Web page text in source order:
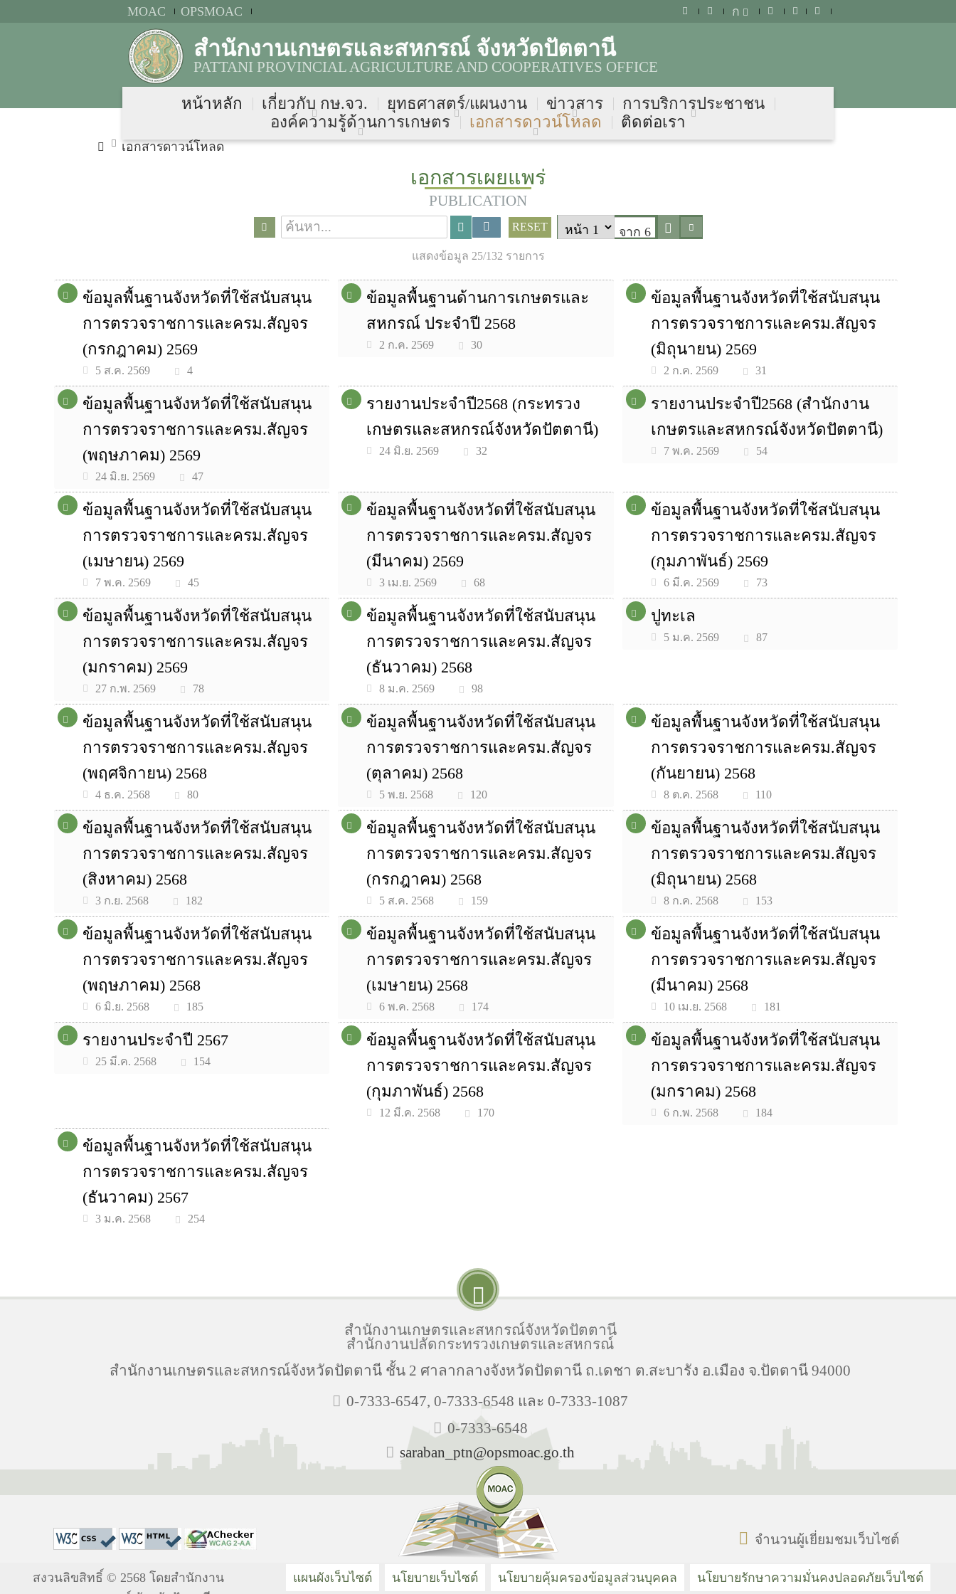
MOAC OPSMOAC ก
สำนักงานเกษตรและสหกรณ์ จังหวัดปัตตานี
PATTANI PROVINCIAL AGRICULTURE AND COOPERATIVES OFFICE
หน้าหลัก เกี่ยวกับ กษ.จว. ยุทธศาสตร์/แผนงาน ข่าวสาร
การบริการประชาชน
องค์ความรู้ด้านการเกษตร
เอกสารดาวน์โหลด ติดต่อเรา
เอกสารดาวน์โหลด
เอกสารเผยแพร่
PUBLICATION
RESET จาก 6
แสดงข้อมูล 25/132 รายการ
ข้อมูลพื้นฐานจังหวัดที่ใช้สนับสนุน
การตรวจราชการและครม.สัญจร
(กรกฎาคม) 2569
5 ส.ค. 2569 4
ข้อมูลพื้นฐานด้านการเกษตรและ
สหกรณ์ ประจำปี 2568
2 ก.ค. 2569 30
ข้อมูลพื้นฐานจังหวัดที่ใช้สนับสนุน
การตรวจราชการและครม.สัญจร
(มิถุนายน) 2569
2 ก.ค. 2569 31
ข้อมูลพื้นฐานจังหวัดที่ใช้สนับสนุน
การตรวจราชการและครม.สัญจร
(พฤษภาคม) 2569
24 มิ.ย. 2569 47
รายงานประจำปี2568 (กระทรวง
เกษตรและสหกรณ์จังหวัดปัตตานี)
24 มิ.ย. 2569 32
รายงานประจำปี2568 (สำนักงาน
เกษตรและสหกรณ์จังหวัดปัตตานี)
7 พ.ค. 2569 54
ข้อมูลพื้นฐานจังหวัดที่ใช้สนับสนุน
การตรวจราชการและครม.สัญจร
(เมษายน) 2569
7 พ.ค. 2569 45
ข้อมูลพื้นฐานจังหวัดที่ใช้สนับสนุน
การตรวจราชการและครม.สัญจร
(มีนาคม) 2569
3 เม.ย. 2569 68
ข้อมูลพื้นฐานจังหวัดที่ใช้สนับสนุน
การตรวจราชการและครม.สัญจร
(กุมภาพันธ์) 2569
6 มี.ค. 2569 73
ข้อมูลพื้นฐานจังหวัดที่ใช้สนับสนุน
การตรวจราชการและครม.สัญจร
(มกราคม) 2569
27 ก.พ. 2569 78
ข้อมูลพื้นฐานจังหวัดที่ใช้สนับสนุน
การตรวจราชการและครม.สัญจร
(ธันวาคม) 2568
8 ม.ค. 2569 98
ปูทะเล
5 ม.ค. 2569 87
ข้อมูลพื้นฐานจังหวัดที่ใช้สนับสนุน
การตรวจราชการและครม.สัญจร
(พฤศจิกายน) 2568
4 ธ.ค. 2568 80
ข้อมูลพื้นฐานจังหวัดที่ใช้สนับสนุน
การตรวจราชการและครม.สัญจร
(ตุลาคม) 2568
5 พ.ย. 2568 120
ข้อมูลพื้นฐานจังหวัดที่ใช้สนับสนุน
การตรวจราชการและครม.สัญจร
(กันยายน) 2568
8 ต.ค. 2568 110
ข้อมูลพื้นฐานจังหวัดที่ใช้สนับสนุน
การตรวจราชการและครม.สัญจร
(สิงหาคม) 2568
3 ก.ย. 2568 182
ข้อมูลพื้นฐานจังหวัดที่ใช้สนับสนุน
การตรวจราชการและครม.สัญจร
(กรกฎาคม) 2568
5 ส.ค. 2568 159
ข้อมูลพื้นฐานจังหวัดที่ใช้สนับสนุน
การตรวจราชการและครม.สัญจร
(มิถุนายน) 2568
8 ก.ค. 2568 153
ข้อมูลพื้นฐานจังหวัดที่ใช้สนับสนุน
การตรวจราชการและครม.สัญจร
(พฤษภาคม) 2568
6 มิ.ย. 2568 185
ข้อมูลพื้นฐานจังหวัดที่ใช้สนับสนุน
การตรวจราชการและครม.สัญจร
(เมษายน) 2568
6 พ.ค. 2568 174
ข้อมูลพื้นฐานจังหวัดที่ใช้สนับสนุน
การตรวจราชการและครม.สัญจร
(มีนาคม) 2568
10 เม.ย. 2568 181
รายงานประจำปี 2567
25 มี.ค. 2568 154
ข้อมูลพื้นฐานจังหวัดที่ใช้สนับสนุน
การตรวจราชการและครม.สัญจร
(กุมภาพันธ์) 2568
12 มี.ค. 2568 170
ข้อมูลพื้นฐานจังหวัดที่ใช้สนับสนุน
การตรวจราชการและครม.สัญจร
(มกราคม) 2568
6 ก.พ. 2568 184
ข้อมูลพื้นฐานจังหวัดที่ใช้สนับสนุน
การตรวจราชการและครม.สัญจร
(ธันวาคม) 2567
3 ม.ค. 2568 254
สำนักงานเกษตรและสหกรณ์จังหวัดปัตตานี
สำนักงานปลัดกระทรวงเกษตรและสหกรณ์
สำนักงานเกษตรและสหกรณ์จังหวัดปัตตานี ชั้น 2 ศาลากลางจังหวัดปัตตานี ถ.เดชา ต.สะบารัง อ.เมือง จ.ปัตตานี 94000
0-7333-6547, 0-7333-6548 และ 0-7333-1087
0-7333-6548
saraban_ptn@opsmoac.go.th
จำนวนผู้เยี่ยมชมเว็บไซต์
สงวนลิขสิทธิ์ © 2568 โดยสำนักงาน
แผนผังเว็บไซต์ นโยบายเว็บไซต์ นโยบายคุ้มครองข้อมูลส่วนบุคคล นโยบายรักษาความมั่นคงปลอดภัยเว็บไซต์